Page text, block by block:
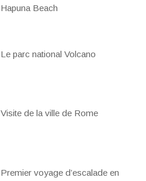
Hapuna Beach
Le parc national Volcano
Visite de la ville de Rome
Premier voyage d’escalade en